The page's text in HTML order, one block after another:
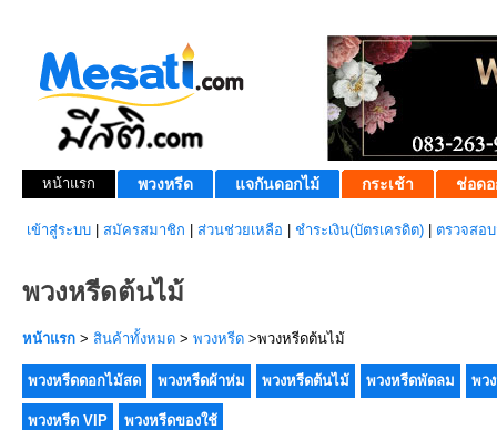
หน้าแรก พวงหรีด แจกันดอกไม้ กระเช้า ช่อดอ
เข้าสู่ระบบ สมัครสมาชิก ส่วนช่วยเหลือ ชำระเงิน(บัตรเครดิต) ตรวจสอ
พวงหรีดต้นไม้
หน้าแรก > สินค้าทั้งหมด > พวงหรีด >พวงหรีดต้นไม้
พวงหรีดดอกไม้สด พวงหรีดผ้าห่ม พวงหรีดต้นไม้ พวงหรีดพัดลม พว
พวงหรีด VIP พวงหรีดของใช้